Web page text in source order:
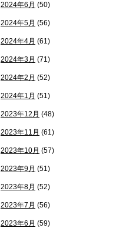
2024年6月 (50)
2024年5月 (56)
2024年4月 (61)
2024年3月 (71)
2024年2月 (52)
2024年1月 (51)
2023年12月 (48)
2023年11月 (61)
2023年10月 (57)
2023年9月 (51)
2023年8月 (52)
2023年7月 (56)
2023年6月 (59)